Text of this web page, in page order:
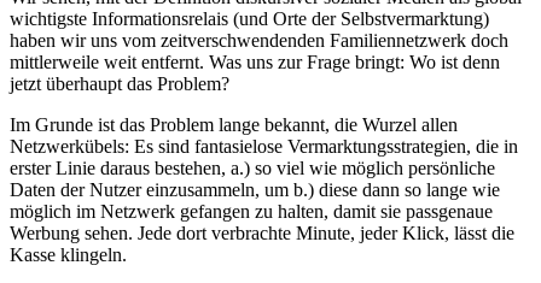
wichtigste Informationsrelais (und Orte der Selbstvermarktung)
haben wir uns vom zeitverschwendenden Familiennetzwerk doch
mittlerweile weit entfernt. Was uns zur Frage bringt: Wo ist denn
jetzt überhaupt das Problem?
Im Grunde ist das Problem lange bekannt, die Wurzel allen
Netzwerkübels: Es sind fantasielose Vermarktungsstrategien, die in
erster Linie daraus bestehen, a.) so viel wie möglich persönliche
Daten der Nutzer einzusammeln, um b.) diese dann so lange wie
möglich im Netzwerk gefangen zu halten, damit sie passgenaue
Werbung sehen. Jede dort verbrachte Minute, jeder Klick, lässt die
Kasse klingeln.